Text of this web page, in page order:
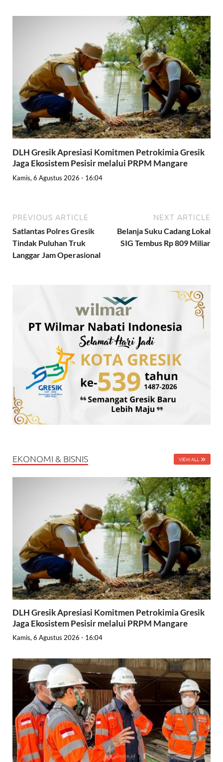
DLH Gresik Apresiasi Komitmen Petrokimia Gresik
Jaga Ekosistem Pesisir melalui PRPM Mangare
Kamis, 6 Agustus 2026 - 16:04
PREVIOUS ARTICLE
Satlantas Polres Gresik
Tindak Puluhan Truk
Langgar Jam Operasional
NEXT ARTICLE
Belanja Suku Cadang Lokal
SIG Tembus Rp 809 Miliar
EKONOMI & BISNIS VIEW ALL
DLH Gresik Apresiasi Komitmen Petrokimia Gresik
Jaga Ekosistem Pesisir melalui PRPM Mangare
Kamis, 6 Agustus 2026 - 16:04